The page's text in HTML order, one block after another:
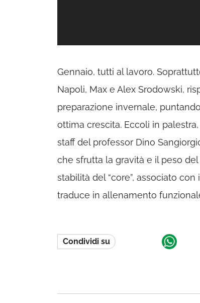
Gennaio, tutti al lavoro.
Napoli, Max e Alex Srodowski,
preparazione invernale,
ottima crescita. Eccoli in
staff del professor Dino
che sfrutta la gravità e il peso
stabilità del “core”, associato
traduce in allenamento
Condividi su